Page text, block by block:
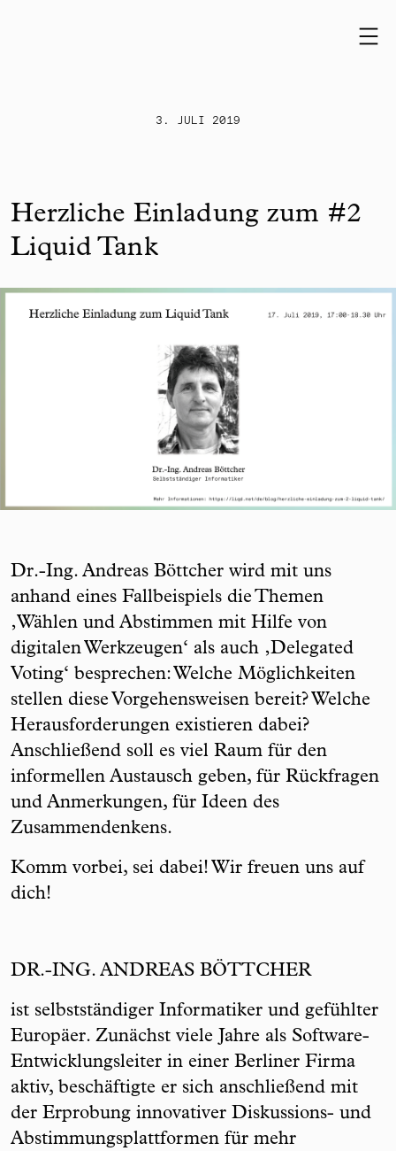
3. JULI 2019
Herzliche Einladung zum #2
Liquid Tank
Dr.-Ing. Andreas Böttcher wird mit uns
anhand eines Fallbeispiels die Themen
‚Wählen und Abstimmen mit Hilfe von
digitalen Werkzeugen‘ als auch ‚Delegated
Voting‘ besprechen: Welche Möglichkeiten
stellen diese Vorgehensweisen bereit? Welche
Herausforderungen existieren dabei?
Anschließend soll es viel Raum für den
informellen Austausch geben, für Rückfragen
und Anmerkungen, für Ideen des
Zusammendenkens.
Komm vorbei, sei dabei! Wir freuen uns auf
dich!
DR.-ING. ANDREAS BÖTTCHER
ist selbstständiger Informatiker und gefühlter
Europäer. Zunächst viele Jahre als Software-
Entwicklungsleiter in einer Berliner Firma
aktiv, beschäftigte er sich anschließend mit
der Erprobung innovativer Diskussions- und
Abstimmungsplattformen für mehr